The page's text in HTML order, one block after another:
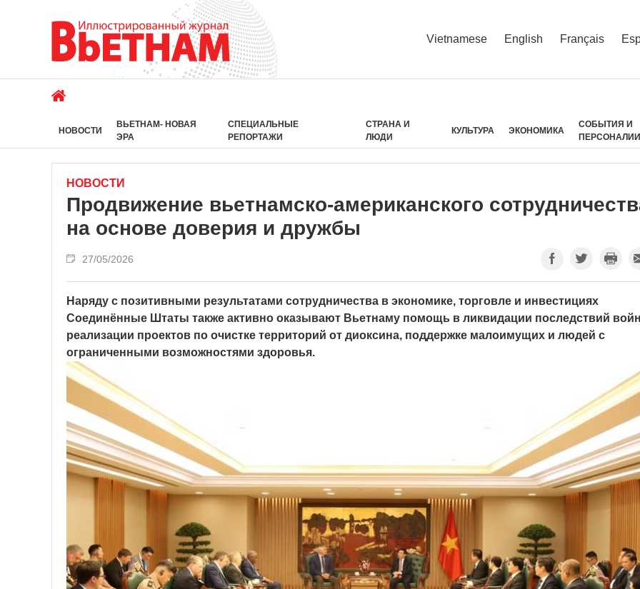
Vietnamese English Français
НОВОСТИ
ВЬЕТНАМ- НОВАЯ
ЭРА
СПЕЦИАЛЬНЫЕ
РЕПОРТАЖИ
СТРАНА И
ЛЮДИ
КУЛЬТУРА ЭКОНОМИКА
СОБЫТИЯ И
НОВОСТИ
Продвижение вьетнамско-американского
на основе доверия и дружбы
27/05/2026
Наряду с позитивными результатами сотрудничества в экономике, торговле и инвестициях
Соединённые Штаты также активно оказывают Вьетнаму помощь в ликвидации последствий
реализации проектов по очистке территорий от диоксина, поддержке малоимущих и людей с
ограниченными возможностями здоровья.